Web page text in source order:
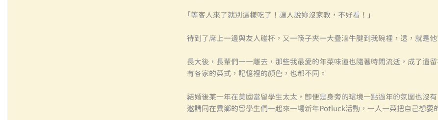
「等客人來了就別這樣吃了！讓人說妳沒家教，不好看！」
待到了席上一邊與友人碰杯，又一筷子夾一大疊滷牛腱到我碗裡，這，就是他
長大後，長輩們一一離去，那些我最愛的年菜味道也隨著時間流逝，成了遺留
有各家的菜式，記憶裡的顏色，也都不同。
結婚後某一年在美國當留學生太太，即便是身旁的環境一點過年的氛圍也沒
邀請同在異鄉的留學生們一起來一場新年potluck活動，一人一菜把自己想要